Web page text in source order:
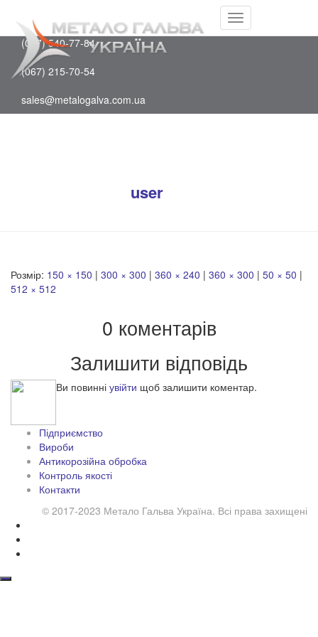
(067) 540-77-84
(067) 215-70-54
sales@metalogalva.com.ua
Перемкнути
user
Розмір: 150 × 150 | 300 × 300 | 360 × 240 | 360 × 300 | 50 × 50 |
512 × 512
0 коментарів
Залишити відповідь
Ви повинні увійти щоб залишити коментар.
Підприємство
Вироби
Антикорозійна обробка
Контроль якості
Контакти
© 2017-2023 Метало Гальва Україна. Всі права захищені